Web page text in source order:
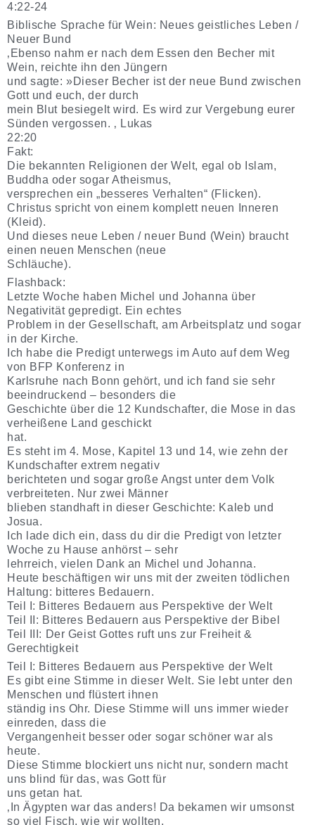
4:22-24
Biblische Sprache für Wein: Neues geistliches Leben /
Neuer Bund
‚Ebenso nahm er nach dem Essen den Becher mit
Wein, reichte ihn den Jüngern
und sagte: »Dieser Becher ist der neue Bund zwischen
Gott und euch, der durch
mein Blut besiegelt wird. Es wird zur Vergebung eurer
Sünden vergossen. ‚ Lukas
22:20
Fakt:
Die bekannten Religionen der Welt, egal ob Islam,
Buddha oder sogar Atheismus,
versprechen ein „besseres Verhalten“ (Flicken).
Christus spricht von einem komplett neuen Inneren
(Kleid).
Und dieses neue Leben / neuer Bund (Wein) braucht
einen neuen Menschen (neue
Schläuche).
Flashback:
Letzte Woche haben Michel und Johanna über
Negativität gepredigt. Ein echtes
Problem in der Gesellschaft, am Arbeitsplatz und sogar
in der Kirche.
Ich habe die Predigt unterwegs im Auto auf dem Weg
von BFP Konferenz in
Karlsruhe nach Bonn gehört, und ich fand sie sehr
beeindruckend – besonders die
Geschichte über die 12 Kundschafter, die Mose in das
verheißene Land geschickt
hat.
Es steht im 4. Mose, Kapitel 13 und 14, wie zehn der
Kundschafter extrem negativ
berichteten und sogar große Angst unter dem Volk
verbreiteten. Nur zwei Männer
blieben standhaft in dieser Geschichte: Kaleb und
Josua.
Ich lade dich ein, dass du dir die Predigt von letzter
Woche zu Hause anhörst – sehr
lehrreich, vielen Dank an Michel und Johanna.
Heute beschäftigen wir uns mit der zweiten tödlichen
Haltung: bitteres Bedauern.
Teil I: Bitteres Bedauern aus Perspektive der Welt
Teil II: Bitteres Bedauern aus Perspektive der Bibel
Teil III: Der Geist Gottes ruft uns zur Freiheit &
Gerechtigkeit
Teil I: Bitteres Bedauern aus Perspektive der Welt
Es gibt eine Stimme in dieser Welt. Sie lebt unter den
Menschen und flüstert ihnen
ständig ins Ohr. Diese Stimme will uns immer wieder
einreden, dass die
Vergangenheit besser oder sogar schöner war als
heute.
Diese Stimme blockiert uns nicht nur, sondern macht
uns blind für das, was Gott für
uns getan hat.
‚In Ägypten war das anders! Da bekamen wir umsonst
so viel Fisch, wie wir wollten,